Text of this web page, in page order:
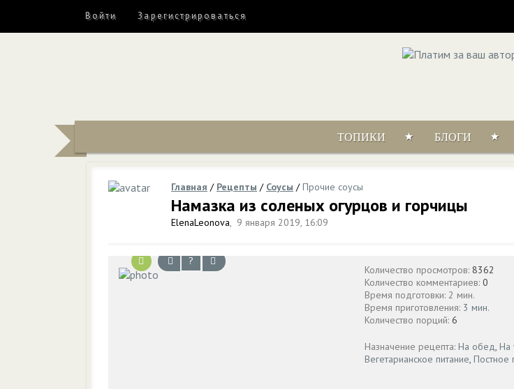
Войти Зарегистрироваться
ТОПИКИ БЛОГИ
Главная / Рецепты / Соусы /Прочие соусы
Намазка из соленых огурцов и горчицы
ElenaLeonova, 9 января 2019, 16:09
?
Количество просмотров: 8362
Количество комментариев: 0
Время подготовки: 2 мин.
Время приготовления: 3 мин.
Количество порций: 6
Назначение рецепта: На обед, На
Вегетарианское питание, Постное